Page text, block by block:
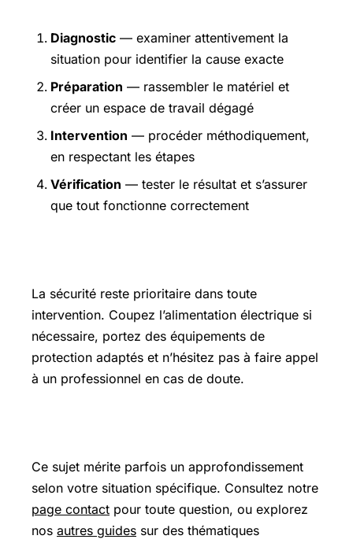
Diagnostic — examiner attentivement la
situation pour identifier la cause exacte
Préparation — rassembler le matériel et
créer un espace de travail dégagé
Intervention — procéder méthodiquement,
en respectant les étapes
Vérification — tester le résultat et s’assurer
que tout fonctionne correctement
La sécurité reste prioritaire dans toute
intervention. Coupez l’alimentation électrique si
nécessaire, portez des équipements de
protection adaptés et n’hésitez pas à faire appel
à un professionnel en cas de doute.
Ce sujet mérite parfois un approfondissement
selon votre situation spécifique. Consultez notre
page contact pour toute question, ou explorez
nos autres guides sur des thématiques